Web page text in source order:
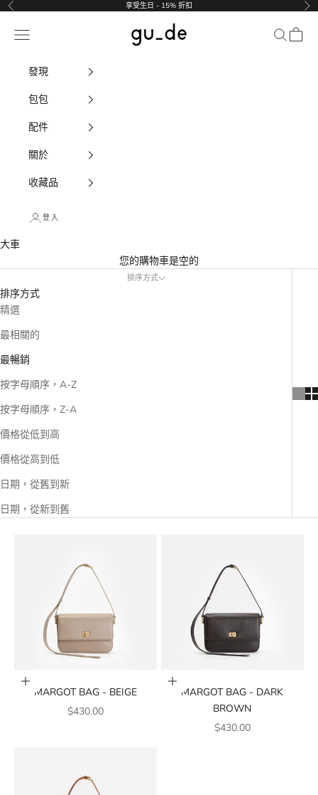
跳至內容
以前的 享受生日 - 15% 折扣 下
gu_de
導航選單 搜尋大車
發現
包包
配件
關於
收藏品
登入
大車
您的購物車是空的
排序方式
排序方式
精選
最相關的
最暢銷
按字母順序，A-Z
按字母順序，Z-A
價格從低到高
價格從高到低
日期，從舊到新
日期，從新到舊
加入購物車
MARGOT BAG - BEIGE
銷售價格
$430.00
加入購物車
MARGOT BAG - DARK
BROWN
銷售價格
$430.00